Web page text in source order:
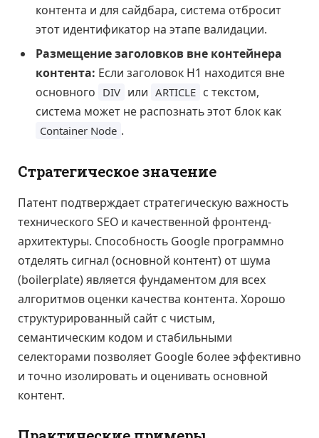
контента и для сайдбара, система отбросит
этот идентификатор на этапе валидации.
Размещение заголовков вне контейнера
контента: Если заголовок H1 находится вне
основного DIV или ARTICLE с текстом,
система может не распознать этот блок как
Container Node .
Стратегическое значение
Патент подтверждает стратегическую важность
технического SEO и качественной фронтенд-
архитектуры. Способность Google программно
отделять сигнал (основной контент) от шума
(boilerplate) является фундаментом для всех
алгоритмов оценки качества контента. Хорошо
структурированный сайт с чистым,
семантическим кодом и стабильными
селекторами позволяет Google более эффективно
и точно изолировать и оценивать основной
контент.